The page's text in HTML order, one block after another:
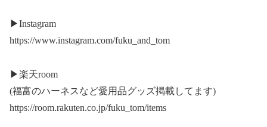
▶︎Instagram
https://www.instagram.com/fuku_and_tom
▶︎楽天room
(福富のハーネスなど愛用品グッズ掲載してます)
https://room.rakuten.co.jp/fuku_tom/items